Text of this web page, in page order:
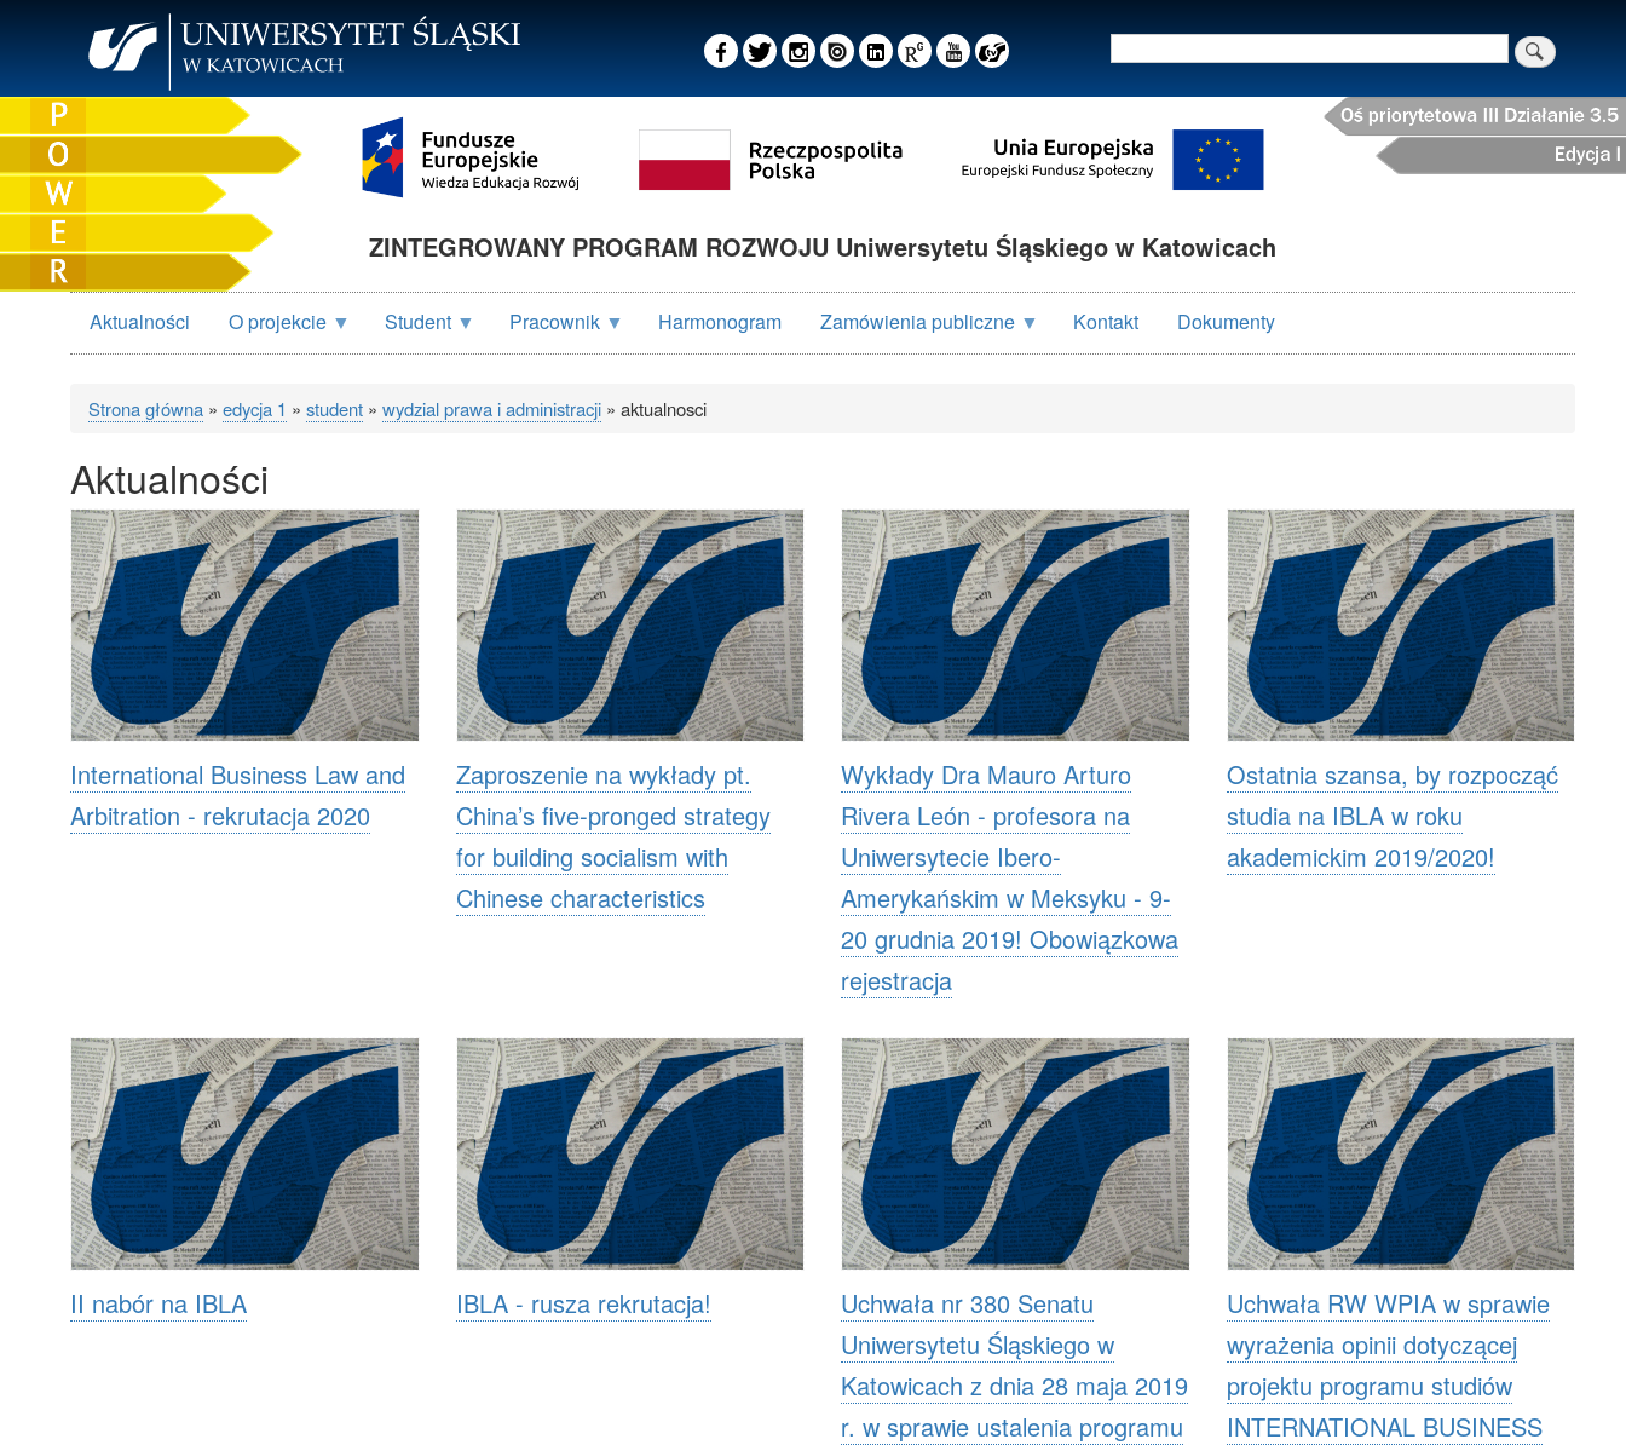
ZINTEGROWANY PROGRAM ROZWOJU Uniwersytetu Śląskiego w Katowicach
Aktualności O projekcie Student Pracownik Harmonogram Zamówienia publiczne Kontakt Dokumenty
Ścieżka
nawigacyjna
Strona główna edycja 1 student wydzial prawa i administracji aktualnosci
Aktualności
International Business Law and
Arbitration - rekrutacja 2020
Zaproszenie na wykłady pt.
China’s five-pronged strategy
for building socialism with
Chinese characteristics
Wykłady Dra Mauro Arturo
Rivera León - profesora na
Uniwersytecie Ibero-
Amerykańskim w Meksyku - 9-
20 grudnia 2019! Obowiązkowa
rejestracja
Ostatnia szansa, by rozpocząć
studia na IBLA w roku
akademickim 2019/2020!
II nabór na IBLA IBLA - rusza rekrutacja!
Uchwała nr 380 Senatu
Uniwersytetu Śląskiego w
Katowicach z dnia 28 maja 2019
r. w sprawie ustalenia programu
Uchwała RW WPIA w sprawie
wyrażenia opinii dotyczącej
projektu programu studiów
INTERNATIONAL BUSINESS